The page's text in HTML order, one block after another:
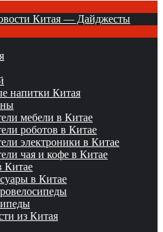
Китая — Дайджесты
напитки Китая
мебели в Китае
роботов в Китае
электроники в Китае
чая и кофе в Китае
Китае
в Китае
из Китая